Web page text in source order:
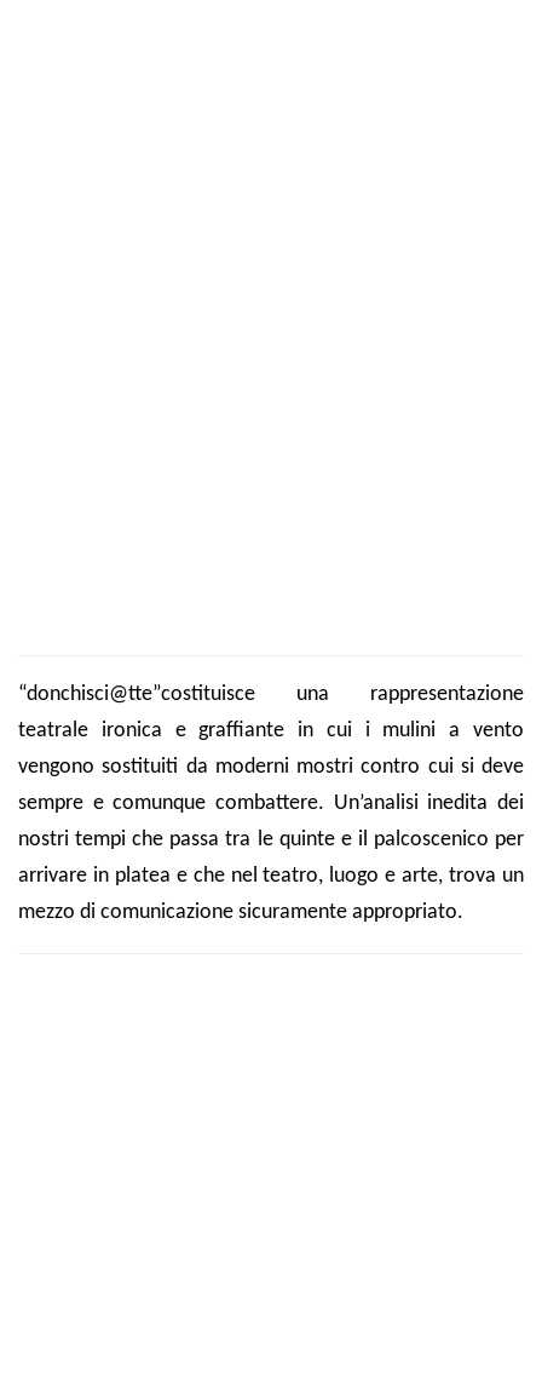
“donchisci@tte”costituisce una rappresentazione
teatrale ironica e graffiante in cui i mulini a vento
vengono sostituiti da moderni mostricontro cui si deve
sempre e comunque combattere. Un’analisi inedita dei
nostri tempi che passa tra le quinte e il palcoscenico per
arrivare in platea e che nel teatro, luogo e arte, trova un
mezzo di comunicazione sicuramente appropriato.